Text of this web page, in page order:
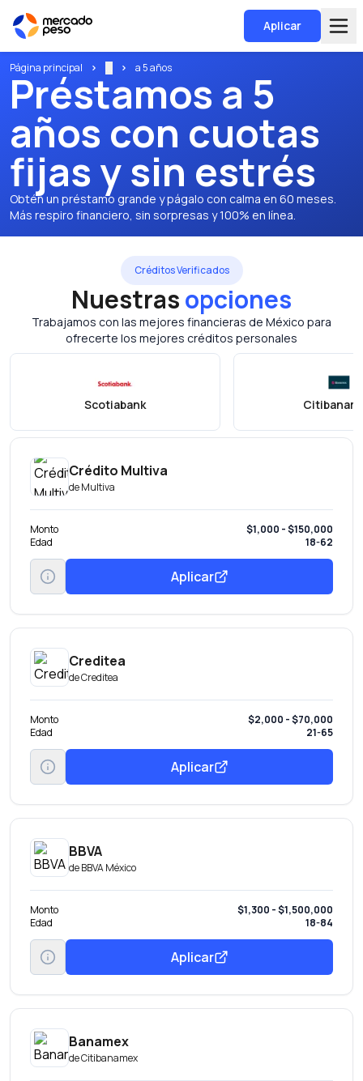
Aplicar
Página principal a 5 años
Préstamos a 5
años con cuotas
fijas y sin estrés
Obtén un préstamo grande y págalo con calma en 60 meses.
Más respiro financiero, sin sorpresas y 100% en línea.
Créditos Verificados
Nuestrasopciones
Trabajamos con las mejores financieras de México para
ofrecerte los mejores créditos personales
Scotiabank
Crédito Multiva
deMultiva
Monto
$1,000 - $150,000
Edad
18-62
Aplicar
Creditea
deCreditea
Monto
$2,000 - $70,000
Edad
21-65
Aplicar
BBVA
deBBVA México
Monto
$1,300 - $1,500,000
Edad
18-84
Aplicar
Banamex
deCitibanamex